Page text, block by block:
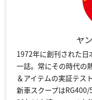
ヤ
1972年に創刊された
一誌。常にその時代の
＆アイテムの実証テス
新車スクープは